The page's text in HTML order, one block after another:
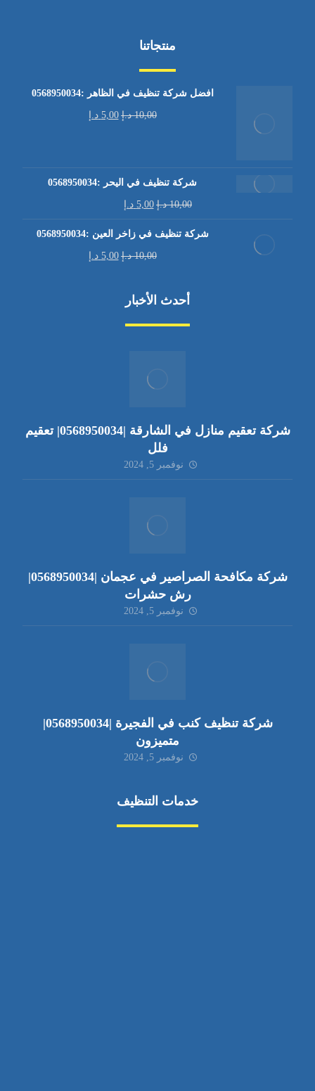
منتجاتنا
افضل شركة تنظيف في الظاهر :0568950034
10,00 د.إ 5,00 د.إ
شركة تنظيف في اليحر :0568950034
10,00 د.إ 5,00 د.إ
شركة تنظيف في زاخر العين :0568950034
10,00 د.إ 5,00 د.إ
أحدث الأخبار
شركة تعقيم منازل في الشارقة |0568950034| تعقيم
فلل
نوفمبر 5, 2024
شركة مكافحة الصراصير في عجمان |0568950034|
رش حشرات
نوفمبر 5, 2024
شركة تنظيف كنب في الفجيرة |0568950034|
متميزون
نوفمبر 5, 2024
خدمات التنظيف